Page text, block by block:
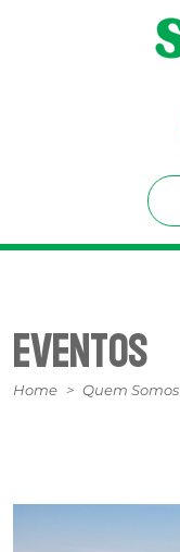
EVENTOS
Home Quem Somos